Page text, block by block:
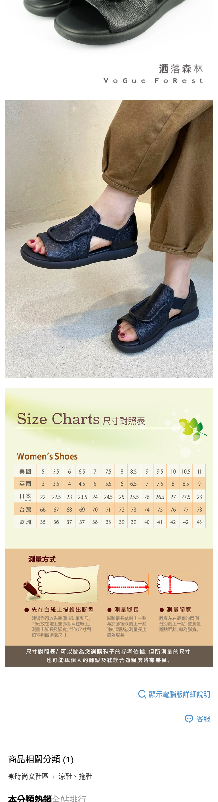
顯示電腦版詳細說明
客服
商品相關分類 (1)
☀︎時尚女鞋區 涼鞋、拖鞋
本分類熱銷全站排行